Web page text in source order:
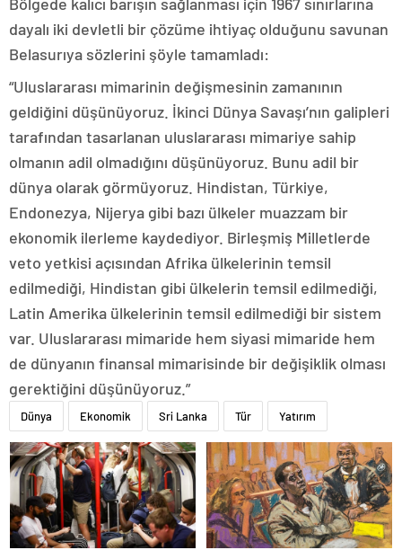
dayalı iki devletli bir çözüme ihtiyaç olduğunu savunan
Belasurıya sözlerini şöyle tamamladı:
“Uluslararası mimarinin değişmesinin zamanının
geldiğini düşünüyoruz. İkinci Dünya Savaşı’nın galipleri
tarafından tasarlanan uluslararası mimariye sahip
olmanın adil olmadığını düşünüyoruz. Bunu adil bir
dünya olarak görmüyoruz. Hindistan, Türkiye,
Endonezya, Nijerya gibi bazı ülkeler muazzam bir
ekonomik ilerleme kaydediyor. Birleşmiş Milletlerde
veto yetkisi açısından Afrika ülkelerinin temsil
edilmediği, Hindistan gibi ülkelerin temsil edilmediği,
Latin Amerika ülkelerinin temsil edilmediği bir sistem
var. Uluslararası mimaride hem siyasi mimaride hem
de dünyanın finansal mimarisinde bir değişiklik olması
gerektiğini düşünüyoruz.”
Dünya Ekonomik Sri Lanka Tür Yatırım